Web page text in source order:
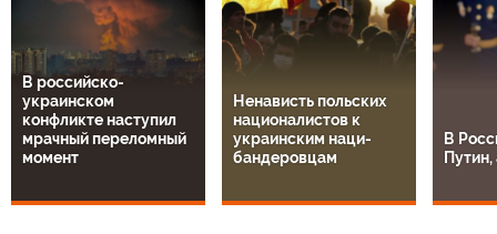
В российско-
украинском
конфликте наступил
мрачный переломный
момент
Ненависть польских
националистов к
украинским наци-
бандеровцам
В